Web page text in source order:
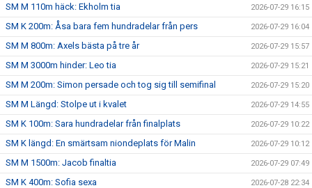
SM M 110m häck: Ekholm tia 2026-07-29 16:15
SM K 200m: Åsa bara fem hundradelar från pers 2026-07-29 16:04
SM M 800m: Axels bästa på tre år 2026-07-29 15:57
SM M 3000m hinder: Leo tia 2026-07-29 15:21
SM M 200m: Simon persade och tog sig till semifinal 2026-07-29 15:20
SM M Längd: Stolpe ut i kvalet 2026-07-29 14:55
SM K 100m: Sara hundradelar från finalplats 2026-07-29 10:22
SM K längd: En smärtsam niondeplats för Malin 2026-07-29 10:12
SM M 1500m: Jacob finaltia 2026-07-29 07:49
SM K 400m: Sofia sexa 2026-07-28 22:34